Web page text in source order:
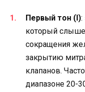
Первый тон (I):
который
сокращения
закрытию
клапанов.
диапазоне 20-